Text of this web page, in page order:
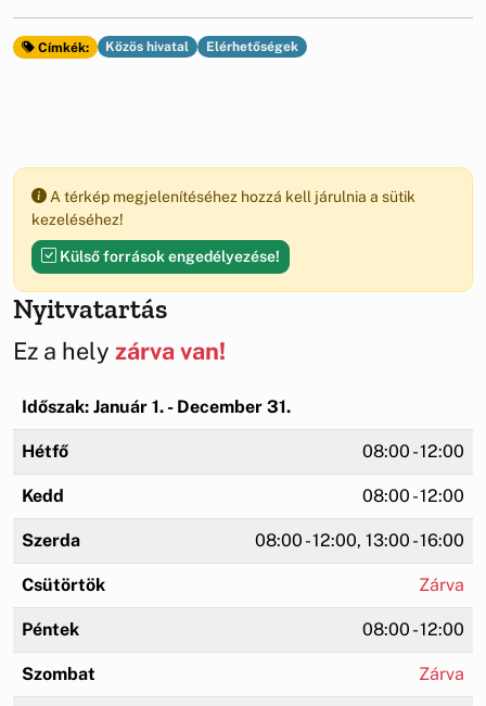
Címkék: Közös hivatal Elérhetőségek
A térkép megjelenítéséhez hozzá kell járulnia a sütik
kezeléséhez!
Külső források engedélyezése!
Nyitvatartás
Ez a hely zárva van!
Időszak: Január 1. - December 31.
Hétfő 08:00 - 12:00
Kedd 08:00 - 12:00
Szerda 08:00 - 12:00, 13:00 - 16:00
Csütörtök Zárva
Péntek 08:00 - 12:00
Szombat Zárva